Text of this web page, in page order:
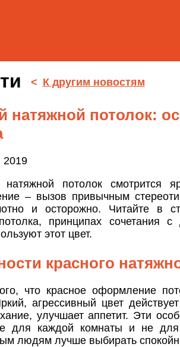
< К другим новостям
натяжной потолок:
2019
натяжной потолок смотрится
– вызов привычным
и осторожно. Читайте в
принципах сочетания
этот цвет.
красного
что красное оформление
агрессивный цвет
улучшает аппетит. Эти
для каждой комнаты и не
людям лучше выбирать